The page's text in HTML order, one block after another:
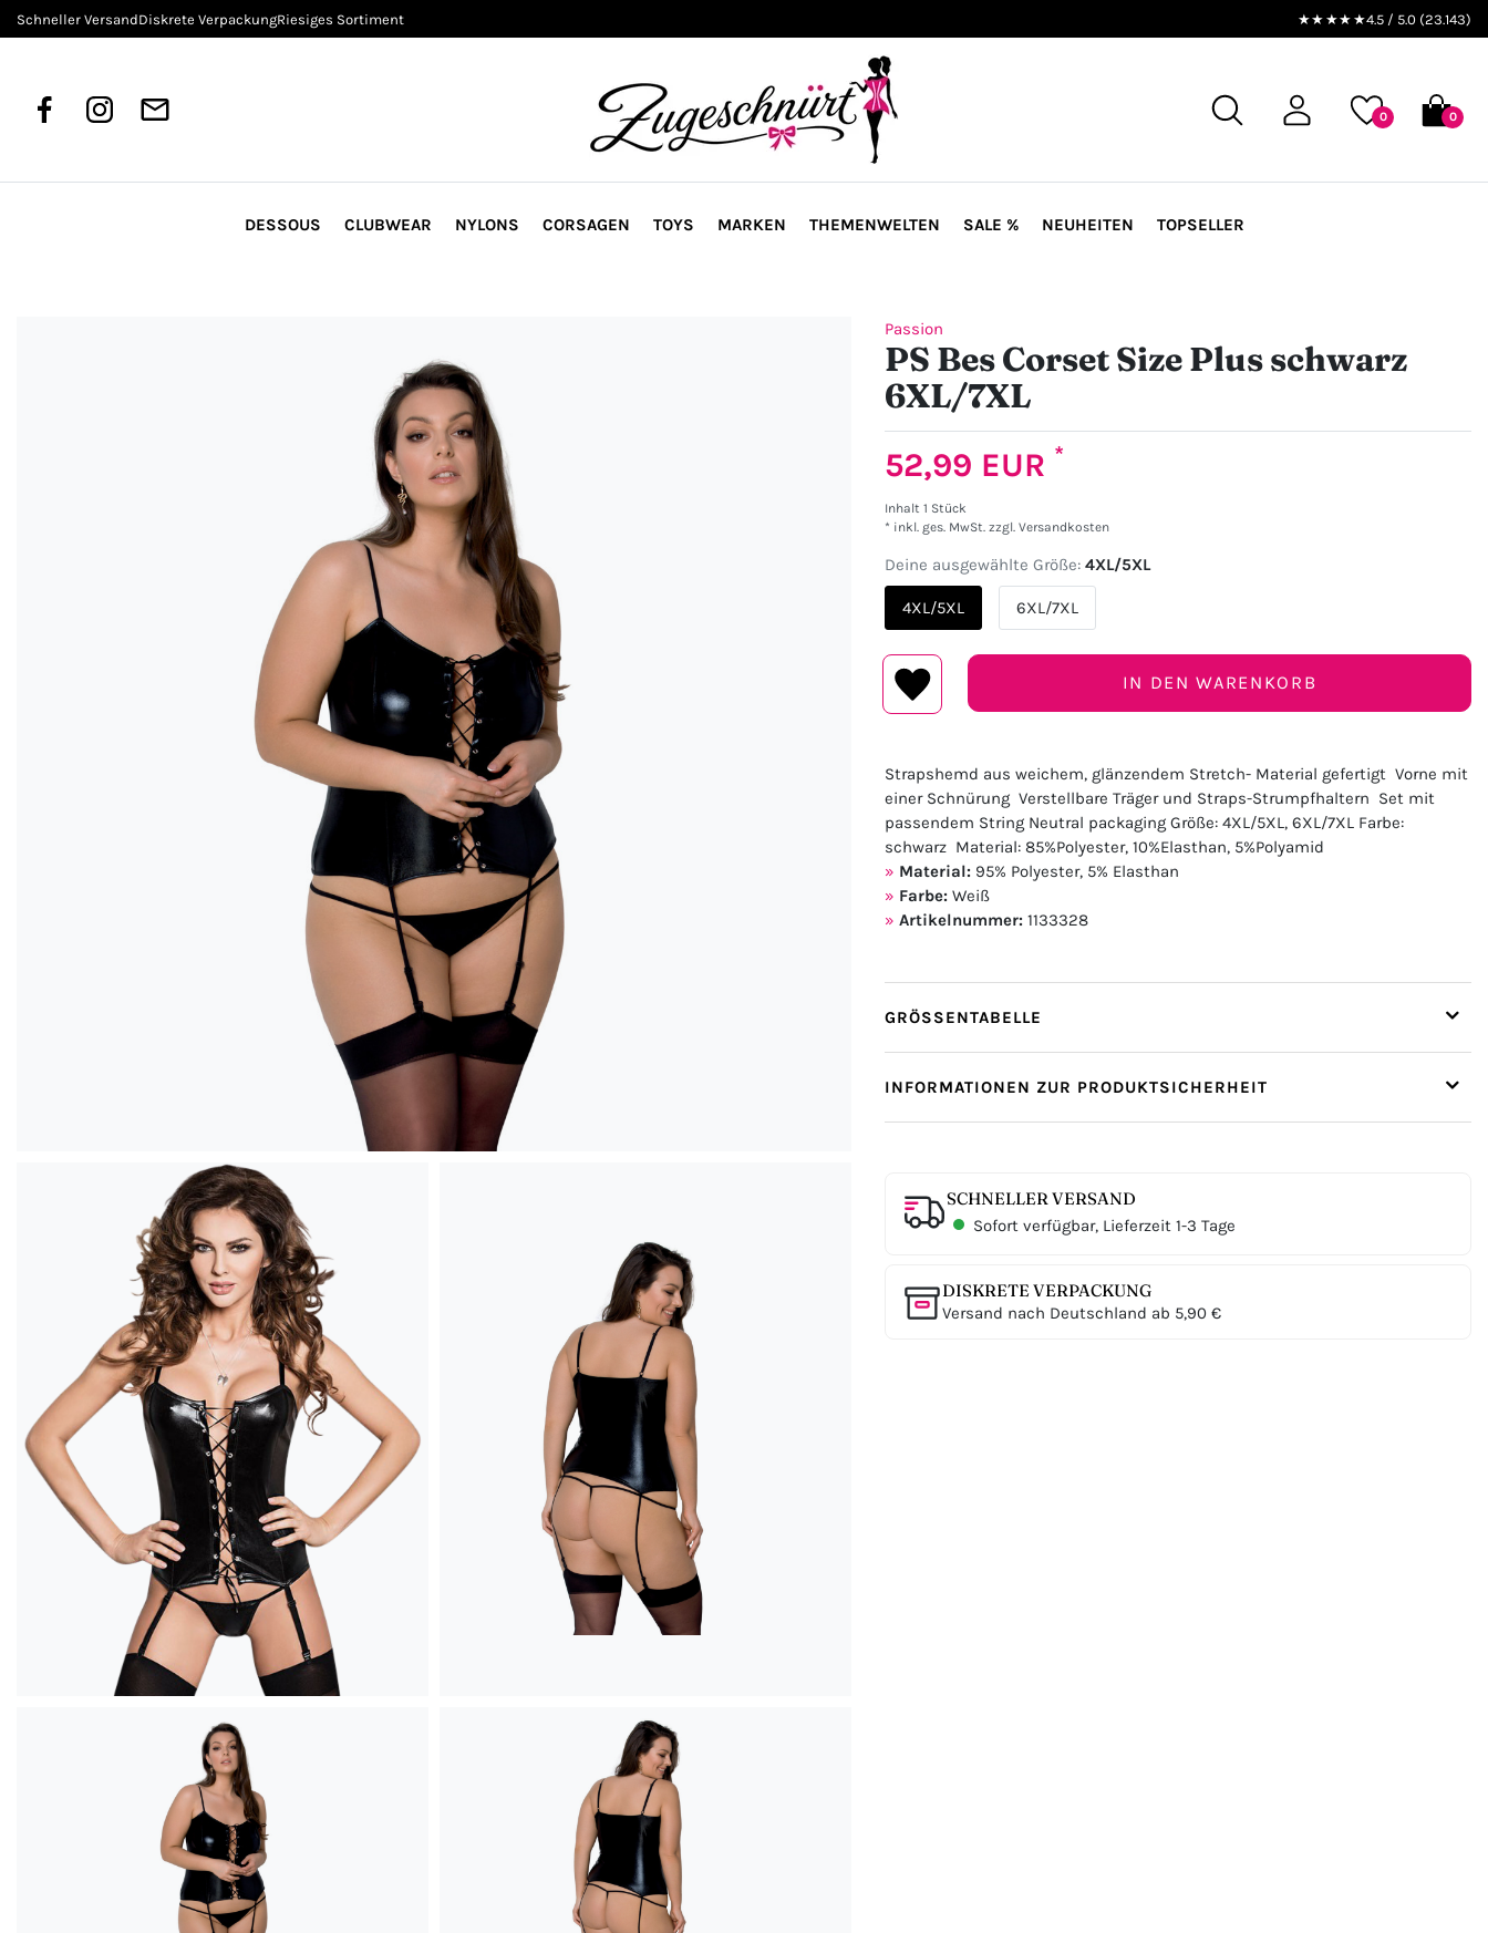
Schneller VersandDiskrete VerpackungRiesiges Sortiment ★★★★★4.5 / 5.0 (23.143)
0 0
DESSOUS CLUBWEAR NYLONS CORSAGEN TOYS MARKEN THEMENWELTEN SALE % NEUHEITEN TOPSELLER
Passion
PS Bes Corset Size Plus schwarz
6XL/7XL
52,99 EUR *
Inhalt 1 Stück
* inkl. ges. MwSt. zzgl. Versandkosten
Deine ausgewählte Größe: 4XL/5XL
4XL/5XL 6XL/7XL
IN DEN WARENKORB
Strapshemd aus weichem, glänzendem Stretch- Material gefertigt Vorne mit
einer Schnürung Verstellbare Träger und Straps-Strumpfhaltern Set mit
passendem String Neutral packaging Größe: 4XL/5XL, 6XL/7XL Farbe:
schwarz Material: 85%Polyester, 10%Elasthan, 5%Polyamid
Material: 95% Polyester, 5% Elasthan
Farbe: Weiß
Artikelnummer: 1133328
GRÖSSENTABELLE
INFORMATIONEN ZUR PRODUKTSICHERHEIT
SCHNELLER VERSAND
Sofort verfügbar, Lieferzeit 1-3 Tage
DISKRETE VERPACKUNG
Versand nach Deutschland ab 5,90 €